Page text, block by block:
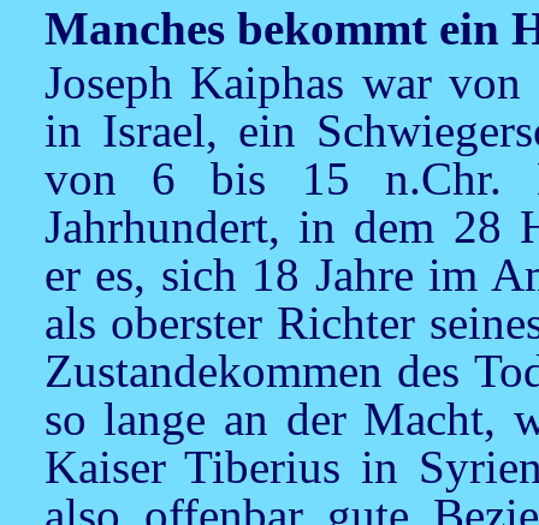
Manches bekommt ein
Joseph Kaiphas war
in Israel, ein
von 6 bis 15 n.Chr.
Jahrhundert, in dem 28
er es, sich 18 Jahre im
als oberster Richter
Zustandekommen des
so lange an der Macht,
Kaiser Tiberius in
also offenbar gute